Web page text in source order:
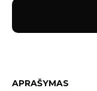
APRAŠYMAS